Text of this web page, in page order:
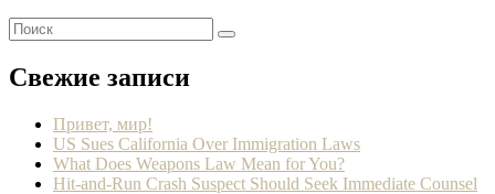
Свежие записи
Привет, мир!
US Sues California Over Immigration Laws
What Does Weapons Law Mean for You?
Hit-and-Run Crash Suspect Should Seek Immediate Counsel